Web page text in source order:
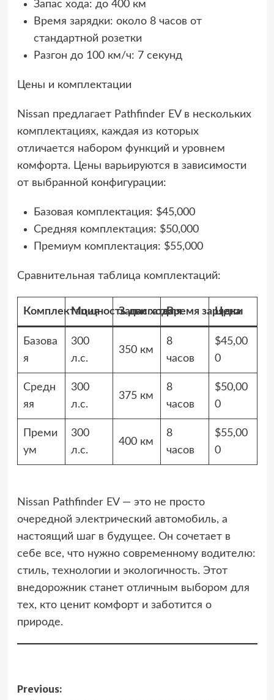
Запас хода: до 400 км
Время зарядки: около 8 часов от
стандартной розетки
Разгон до 100 км/ч: 7 секунд
Цены и комплектации
Nissan предлагает Pathfinder EV в нескольких
комплектациях, каждая из которых
отличается набором функций и уровнем
комфорта. Цены варьируются в зависимости
от выбранной конфигурации:
Базовая комплектация: $45,000
Средняя комплектация: $50,000
Премиум комплектация: $55,000
Сравнительная таблица комплектаций:
КомплектацияМощность двигателя
Запас ходаВремя зарядки
Цена
Базова
я
300
л.с.
350 км
8
часов
$45,00
0
Средн
яя
300
л.с.
375 км
8
часов
$50,00
0
Преми
ум
300
л.с.
400 км
8
часов
$55,00
0
Nissan Pathfinder EV — это не просто
очередной электрический автомобиль, а
настоящий шаг в будущее. Он сочетает в
себе все, что нужно современному водителю:
стиль, технологии и экологичность. Этот
внедорожник станет отличным выбором для
тех, кто ценит комфорт и заботится о
природе.
Post
Previous: